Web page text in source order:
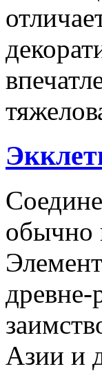
обычно
Азии и